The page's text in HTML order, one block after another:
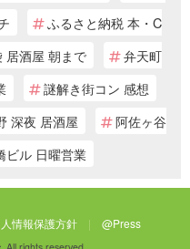
ふるさと納税 本・C
居酒屋 朝まで
弁天町
謎解き街コン 感想
深夜 居酒屋
阿佐ヶ谷
ビル 日曜営業
情報保護方針 @Press